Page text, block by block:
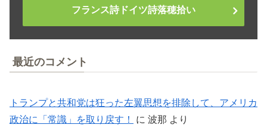
フランス詩ドイツ詩落穂拾い
最近のコメント
トランプと共和党は狂った左翼思想を排除して、アメリカ
政治に「常識」を取り戻す！
に 波那 より